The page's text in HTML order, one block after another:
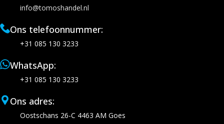
info@tomoshandel.nl
Ons telefoonnummer:
+31 085 130 3233
WhatsApp:
+31 085 130 3233
Ons adres:
Oostschans 26-C 4463 AM Goes